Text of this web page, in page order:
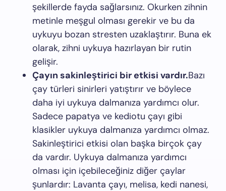
şekillerde fayda sağlarsınız. Okurken zihnin
metinle meşgul olması gerekir ve bu da
uykuyu bozan stresten uzaklaştırır. Buna ek
olarak, zihni uykuya hazırlayan bir rutin
gelişir.
Çayın sakinleştirici bir etkisi vardır.Bazı
çay türleri sinirleri yatıştırır ve böylece
daha iyi uykuya dalmanıza yardımcı olur.
Sadece papatya ve kediotu çayı gibi
klasikler uykuya dalmanıza yardımcı olmaz.
Sakinleştirici etkisi olan başka birçok çay
da vardır. Uykuya dalmanıza yardımcı
olması için içebileceğiniz diğer çaylar
şunlardır: Lavanta çayı, melisa, kedi nanesi,